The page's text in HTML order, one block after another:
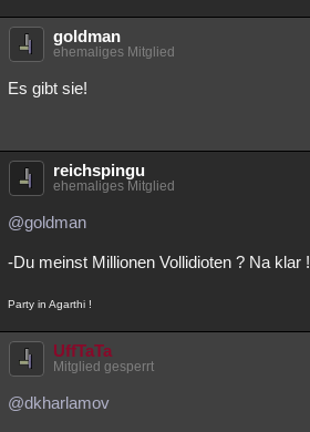
goldman
ehemaliges Mitglied
Es gibt sie!
reichspingu
ehemaliges Mitglied
@goldman
-Du meinst Millionen Vollidioten ? Na klar !
Party in Agarthi !
UffTaTa
Mitglied gesperrt
@dkharlamov